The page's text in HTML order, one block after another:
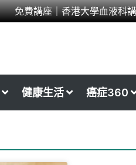
免費講座｜香港大學血液科
健康生活 癌症360